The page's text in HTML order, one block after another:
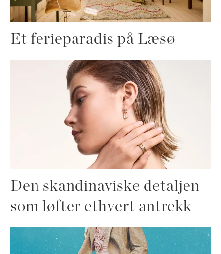
Et ferieparadis på Læsø
Den skandinaviske detaljen
som løfter ethvert antrekk